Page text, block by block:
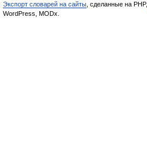
Экспорт словарей на сайты , сделанные на PHP,
WordPress, MODx.